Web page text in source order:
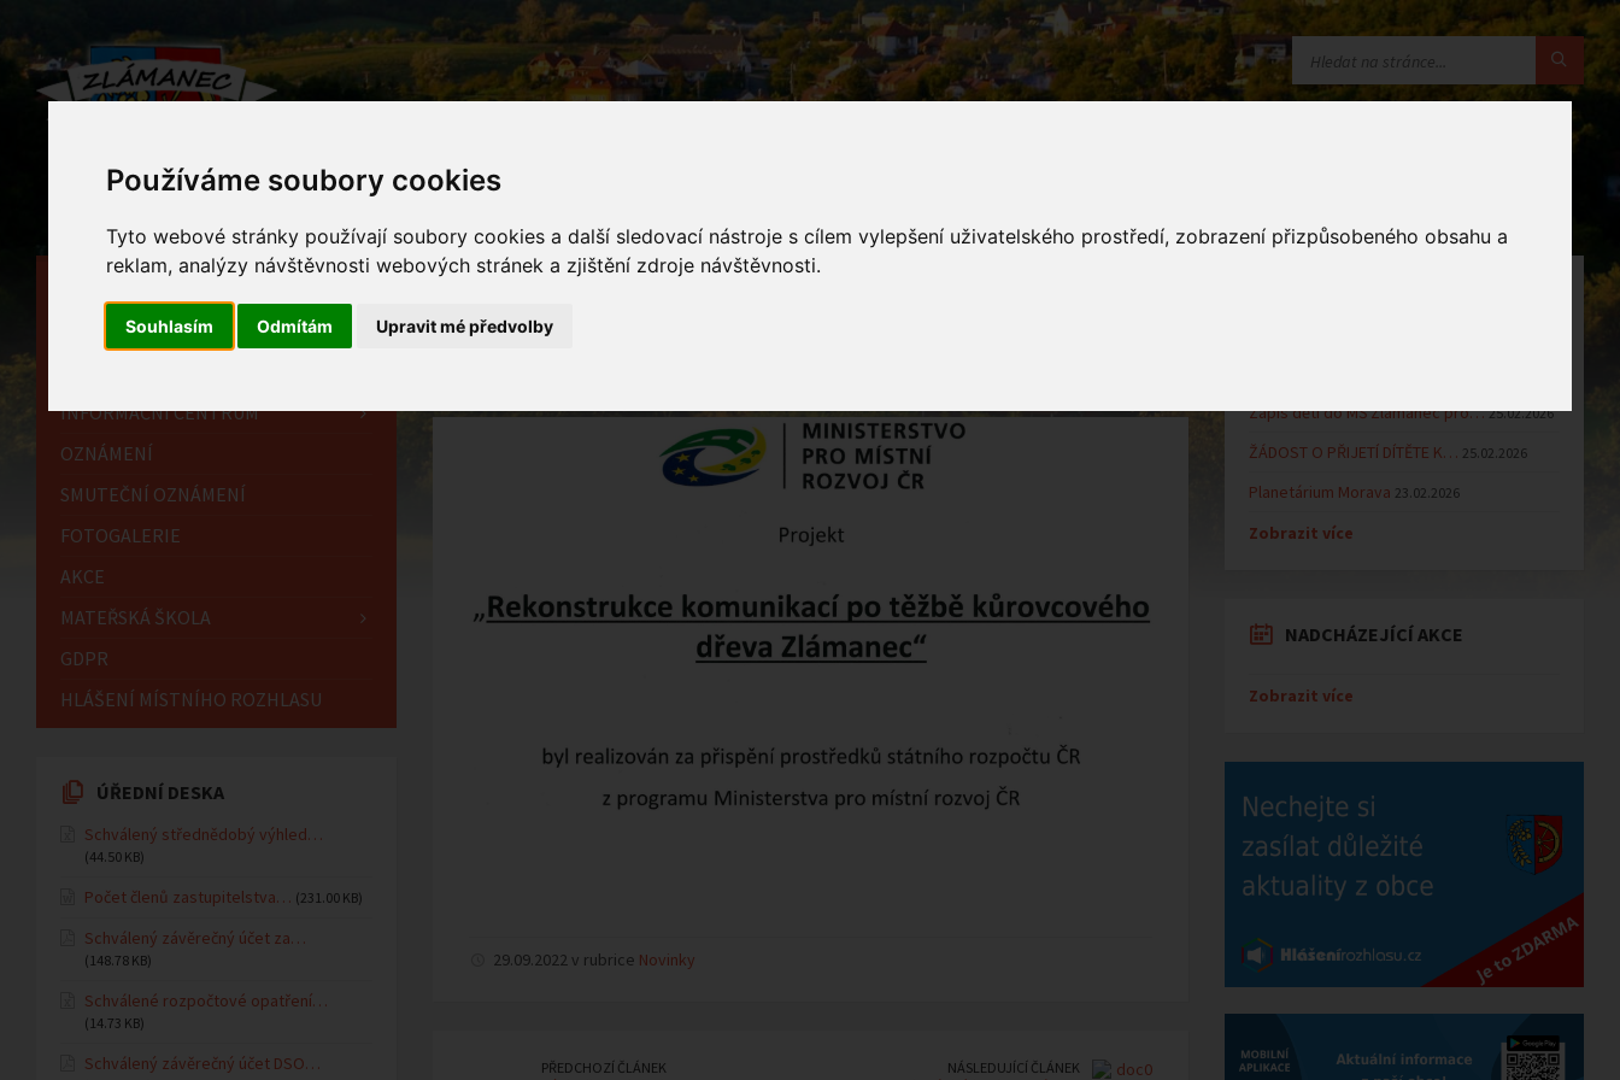
Používáme soubory cookies
Tyto webové stránky používají soubory cookies a další sledovací nástroje s cílem vylepšení uživatelského prostředí, zobrazení přizpůsobeného obsahu a
reklam, analýzy návštěvnosti webových stránek a zjištění zdroje návštěvnosti.
Souhlasím Odmítám Upravit mé předvolby
29.09.2022 v rubrice Novinky
PŘEDCHOZÍ ČLÁNEK NÁSLEDUJÍCÍ ČLÁNEK
OBECNÍ ÚŘAD
INFORMAČNÍ CENTRUM
OZNÁMENÍ
SMUTEČNÍ OZNÁMENÍ
FOTOGALERIE
AKCE
MATEŘSKÁ ŠKOLA
GDPR
HLÁŠENÍ MÍSTNÍHO ROZHLASU
ÚŘEDNÍ DESKA
Schválený střednědobý výhled…
(44.50 KB)
Počet členů zastupitelstva… (231.00 KB)
Schválený závěrečný účet za…
(148.78 KB)
Schválené rozpočtové opatření…
(14.73 KB)
Schválený závěrečný účet DSO…
Zápis dětí do MŠ Zlámanec pro… 25.02.2026
ŽÁDOST O PŘIJETÍ DÍTĚTE K… 25.02.2026
Planetárium Morava 23.02.2026
Zobrazit více
NADCHÁZEJÍCÍ AKCE
Zobrazit více